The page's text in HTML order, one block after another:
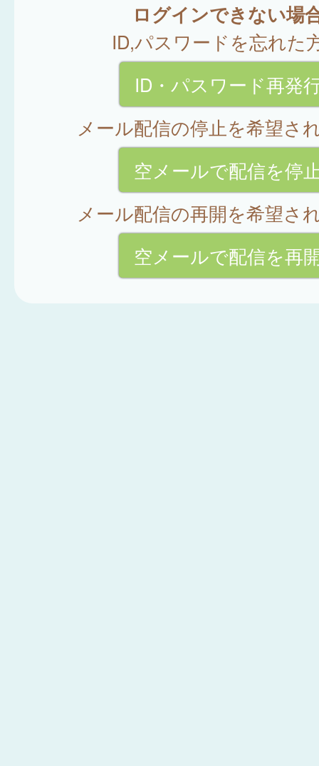
ログインできない場
ID,パスワードを忘れた
ID・パスワード再発
メール配信の停止を希望さ
空メールで配信を停
メール配信の再開を希望さ
空メールで配信を再